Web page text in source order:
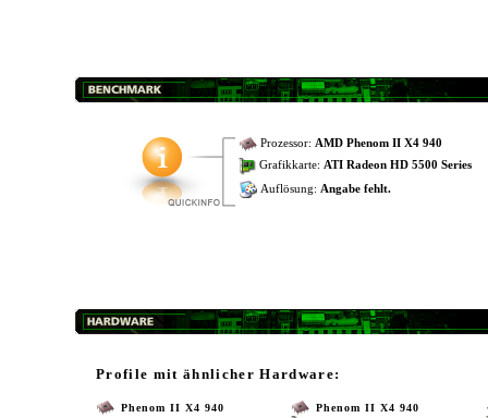
Prozessor: AMD Phenom II X4 940
Grafikkarte: ATI Radeon HD 5500 Series
Auflösung: Angabe fehlt.
Profile mit ähnlicher Hardware:
Phenom II X4 940
Phenom II X4 940